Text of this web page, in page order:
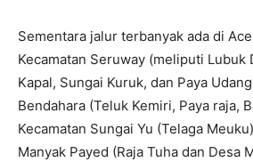
Sementara jalur terbanyak ada di
Kecamatan Seruway (meliputi Lubuk
Kapal, Sungai Kuruk, dan Paya
Bendahara (Teluk Kemiri, Paya raja,
Kecamatan Sungai Yu (Telaga
Manyak Payed (Raja Tuha dan Desa